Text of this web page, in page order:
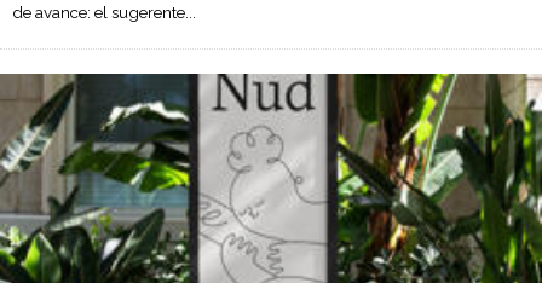
de avance: el sugerente...